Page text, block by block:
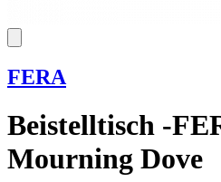
FERA
Beistelltisch -
Mourning Dove